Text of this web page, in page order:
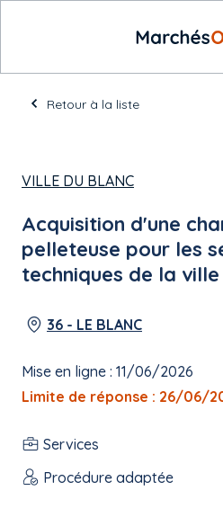
Retour à la liste
VILLE DU BLANC
Acquisition d'une
pelleteuse pour les
techniques de la ville
36 - LE BLANC
Mise en ligne : 11/06/2026
Limite de réponse : 26/06/
Services
Procédure adaptée